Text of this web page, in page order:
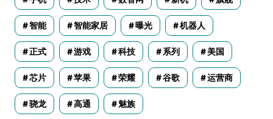
智能 智能家居 曝光 机器人
正式 游戏 科技 系列 美国
芯片 苹果 荣耀 谷歌 运营商
骁龙 高通 魅族